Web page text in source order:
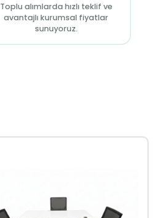
Toplu alımlarda hızlı teklif ve
avantajlı kurumsal fiyatlar
sunuyoruz.